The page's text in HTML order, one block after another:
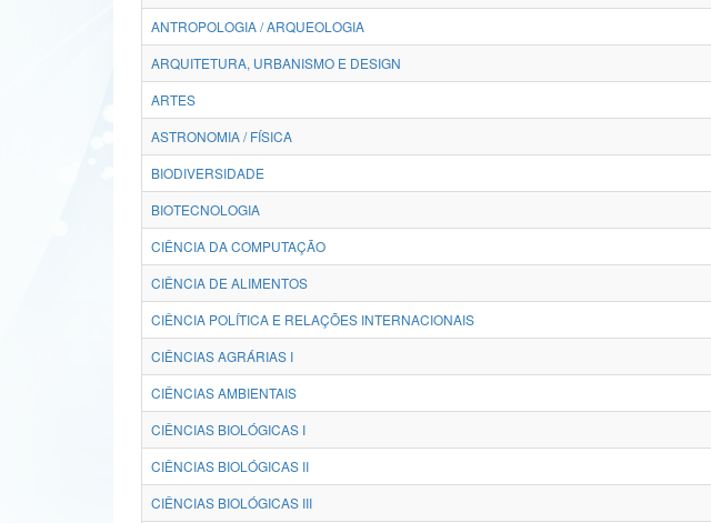
ANTROPOLOGIA / ARQUEOLOGIA
ARQUITETURA, URBANISMO E DESIGN
ARTES
ASTRONOMIA / FÍSICA
BIODIVERSIDADE
BIOTECNOLOGIA
CIÊNCIA DA COMPUTAÇÃO
CIÊNCIA DE ALIMENTOS
CIÊNCIA POLÍTICA E RELAÇÕES INTERNACIONAIS
CIÊNCIAS AGRÁRIAS I
CIÊNCIAS AMBIENTAIS
CIÊNCIAS BIOLÓGICAS I
CIÊNCIAS BIOLÓGICAS II
CIÊNCIAS BIOLÓGICAS III